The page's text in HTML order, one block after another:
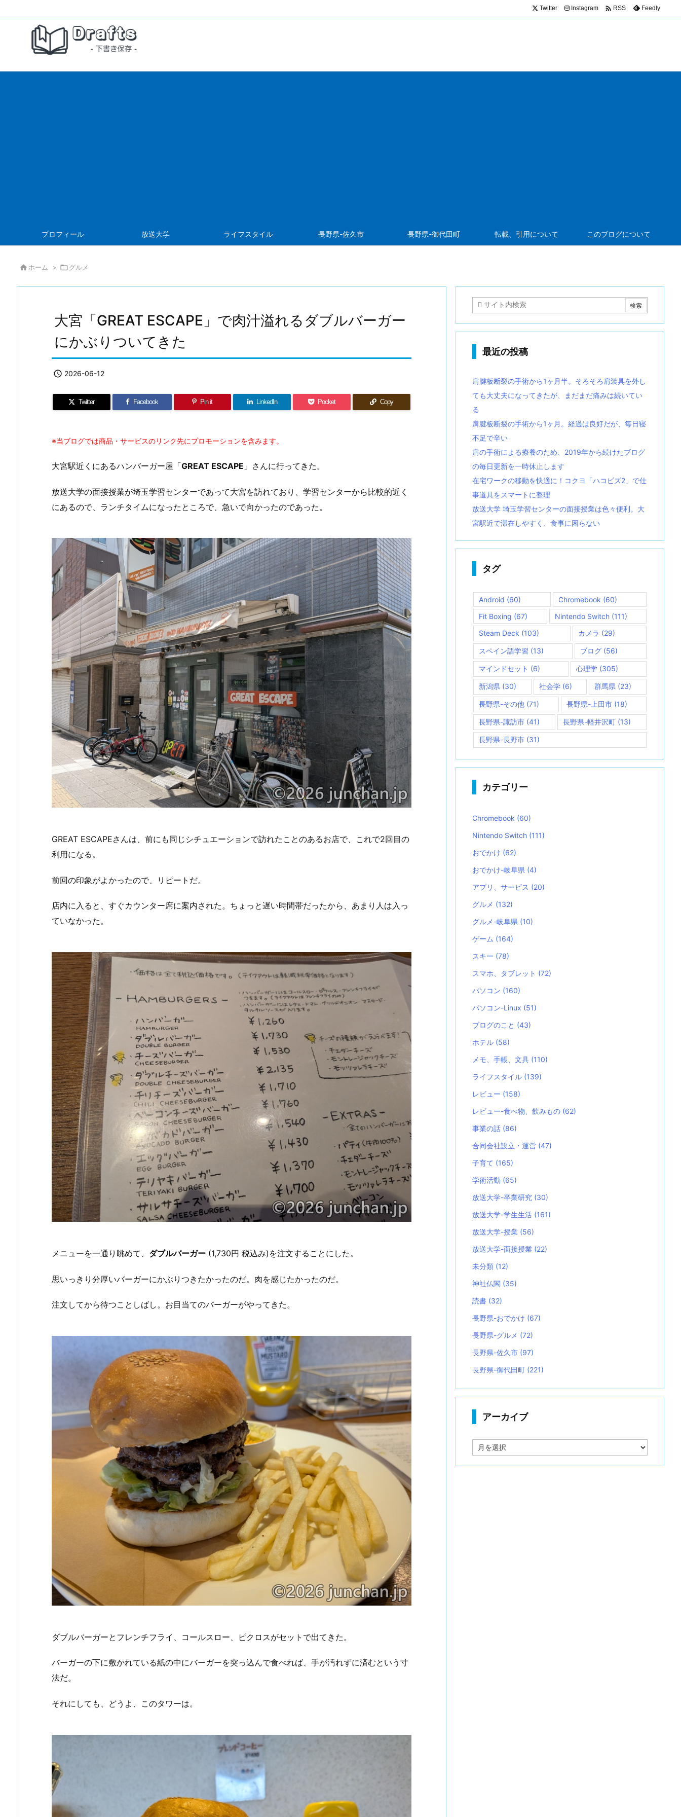
プロフィール 放送大学 ライフスタイル 長野県-佐久市 長野県-御代田町 転載、引用について このブログについて
Twitter Instagram  RSS Feedly
 ホーム > グルメ
大宮「GREAT ESCAPE」で肉汁溢れるダブルバーガー
にかぶりついてきた
 2026-06-12
Twitter Facebook Pin it LinkedIn Pocket Copy
※当ブログでは商品・サービスのリンク先にプロモーションを含みます。
大宮駅近くにあるハンバーガー屋「GREAT ESCAPE 」さんに行ってきた。
放送大学の面接授業が埼玉学習センターであって大宮を訪れており、学習センターから比較的近く
にあるので、ランチタイムになったところで、急いで向かったのであった。
GREAT ESCAPEさんは、前にも同じシチュエーションで訪れたことのあるお店で、これで2回目の
利用になる。
前回の印象がよかったので、リピートだ。
店内に入ると、すぐカウンター席に案内された。ちょっと遅い時間帯だったから、あまり人は入っ
ていなかった。
メニューを一通り眺めて、 ダブルバーガー (1,730円 税込み)を注文することにした。
思いっきり分厚いバーガーにかぶりつきたかったのだ。肉を感じたかったのだ。
注文してから待つことしばし。お目当てのバーガーがやってきた。
ダブルバーガーとフレンチフライ、コールスロー、ピクロスがセットで出てきた。
バーガーの下に敷かれている紙の中にバーガーを突っ込んで食べれば、手が汚れずに済むという寸
法だ。
それにしても、どうよ、このタワーは。
最近の投稿
肩腱板断裂の手術から1ヶ月半。そろそろ肩装具を外し
ても大丈夫になってきたが、まだまだ痛みは続いてい
る
肩腱板断裂の手術から1ヶ月。経過は良好だが、毎日寝
不足で辛い
肩の手術による療養のため、2019年から続けたブログ
の毎日更新を一時休止します
在宅ワークの移動を快適に！コクヨ「ハコビズ2」で仕
事道具をスマートに整理
放送大学 埼玉学習センターの面接授業は色々便利。大
宮駅近で滞在しやすく、食事に困らない
タグ
Android (60) Chromebook (60)
Fit Boxing (67) Nintendo Switch(111)
Steam Deck (103) カメラ (29)
スペイン語学習 (13) ブログ (56)
マインドセット (6) 心理学 (305)
新潟県 (30) 社会学(6) 群馬県 (23)
長野県-その他 (71) 長野県-上田市(18)
長野県-諏訪市 (41) 長野県-軽井沢町 (13)
長野県-長野市 (31)
カテゴリー
Chromebook (60)
Nintendo Switch (111)
おでかけ (62)
おでかけ-岐阜県 (4)
アプリ、サービス (20)
グルメ (132)
グルメ-岐阜県 (10)
ゲーム (164)
スキー (78)
スマホ、タブレット (72)
パソコン (160)
パソコン-Linux (51)
ブログのこと (43)
ホテル (58)
メモ、手帳、文具 (110)
ライフスタイル (139)
レビュー (158)
レビュー-食べ物、飲みもの (62)
事業の話 (86)
合同会社設立・運営 (47)
子育て (165)
学術活動 (65)
放送大学-卒業研究 (30)
放送大学-学生生活 (161)
放送大学-授業 (56)
放送大学-面接授業 (22)
未分類 (12)
神社仏閣 (35)
読書 (32)
長野県-おでかけ (67)
長野県-グルメ (72)
長野県-佐久市 (97)
長野県-御代田町 (221)
アーカイブ
ー